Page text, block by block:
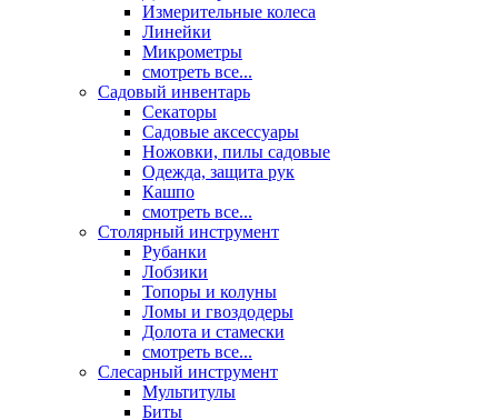
Измерительные колеса
Линейки
Микрометры
смотреть все...
Садовый инвентарь
Секаторы
Садовые аксессуары
Ножовки, пилы садовые
Одежда, защита рук
Кашпо
смотреть все...
Столярный инструмент
Рубанки
Лобзики
Топоры и колуны
Ломы и гвоздодеры
Долота и стамески
смотреть все...
Слесарный инструмент
Мультитулы
Биты